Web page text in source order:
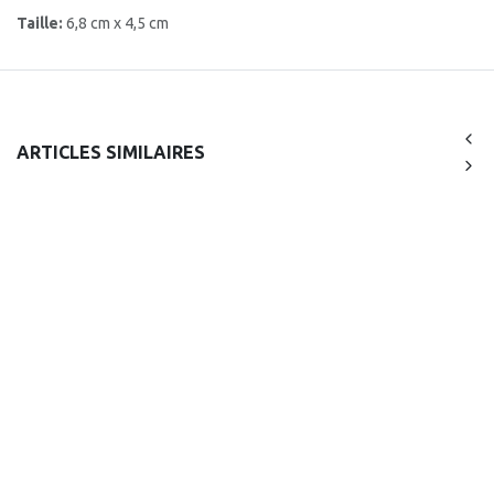
Taille: 6,8 cm x 4,5 cm
ARTICLES SIMILAIRES